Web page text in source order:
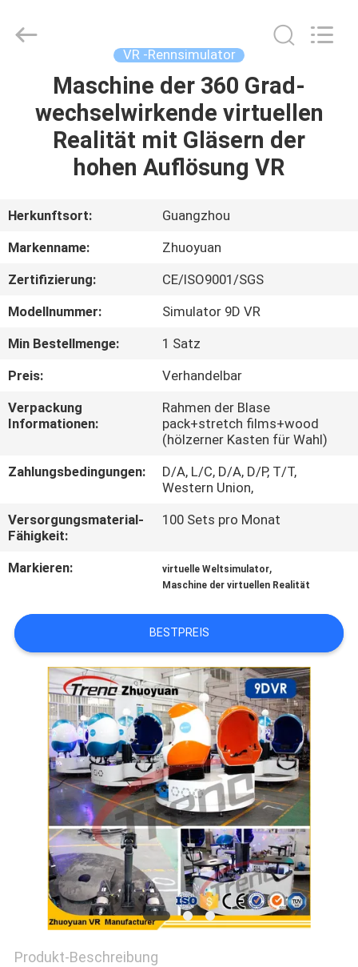
PRODUKTE
SHOW
UNS
FABRIK-
TOUR
QUALITÄTSKONTROLLE
KONTAKTIERE
NACHRICHTEN
SITEMAP
PRIVACY
POLICY
Co.,Ltd.
VR -Rennsimulator
Maschine der 360 Grad-
wechselwirkende virtuellen
Realität mit Gläsern der
hohen Auflösung VR
Herkunftsort:
Guangzhou
Markenname:
Zhuoyuan
Zertifizierung:
CE/ISO9001/SGS
Modellnummer:
Simulator 9D VR
Min Bestellmenge:
1 Satz
Preis:
Verhandelbar
Verpackung
Informationen:
Rahmen der Blase
pack+stretch films+wood
(hölzerner Kasten für Wahl)
Zahlungsbedingungen:
D/A, L/C, D/A, D/P, T/T,
Western Union,
Versorgungsmaterial-
Fähigkeit:
100 Sets pro Monat
Markieren: virtuelle Weltsimulator,
Maschine der virtuellen Realität
BESTPREIS
Produkt-Beschreibung